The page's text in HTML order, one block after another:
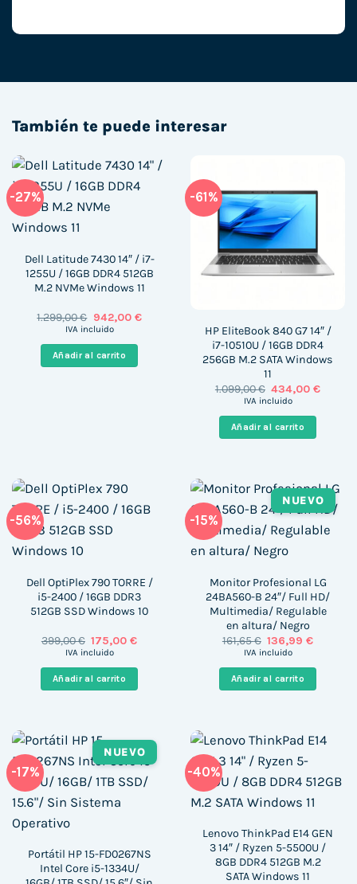
También te puede interesar
-27%
Dell Latitude 7430 14″ / i7-
1255U / 16GB DDR4 512GB
M.2 NVMe Windows 11
1.299,00€ El
precio
era:
1.299,00 €.
942,00 €El
IVA incluido
Añadir al carrito
-61%
HP EliteBook 840 G7 14″ /
i7-10510U / 16GB DDR4
256GB M.2 SATA Windows
11
1.099,00€ El
precio
era:
1.099,00 €.
434,00€El
IVA incluido
Añadir al carrito
-56%
Dell OptiPlex 790 TORRE /
i5-2400 / 16GB DDR3
512GB SSD Windows 10
399,00€ El
precio
era:
399,00 €.
175,00€El
es:
IVA incluido
Añadir al carrito
-15%
NUEVO
Monitor Profesional LG
24BA560-B 24″/ Full HD/
Multimedia/ Regulable
en altura/ Negro
161,65€ El
precio
era:
161,65 €.
136,99€El
es:
IVA incluido
Añadir al carrito
-17%
NUEVO
Portátil HP 15-FD0267NS
Intel Core i5-1334U/
-40%
Lenovo ThinkPad E14 GEN
3 14″ / Ryzen 5-5500U /
8GB DDR4 512GB M.2
SATA Windows 11